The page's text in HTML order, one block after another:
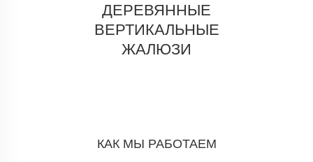
ДЕРЕВЯННЫЕ
ВЕРТИКАЛЬНЫЕ
ЖАЛЮЗИ
КАК МЫ РАБОТАЕМ